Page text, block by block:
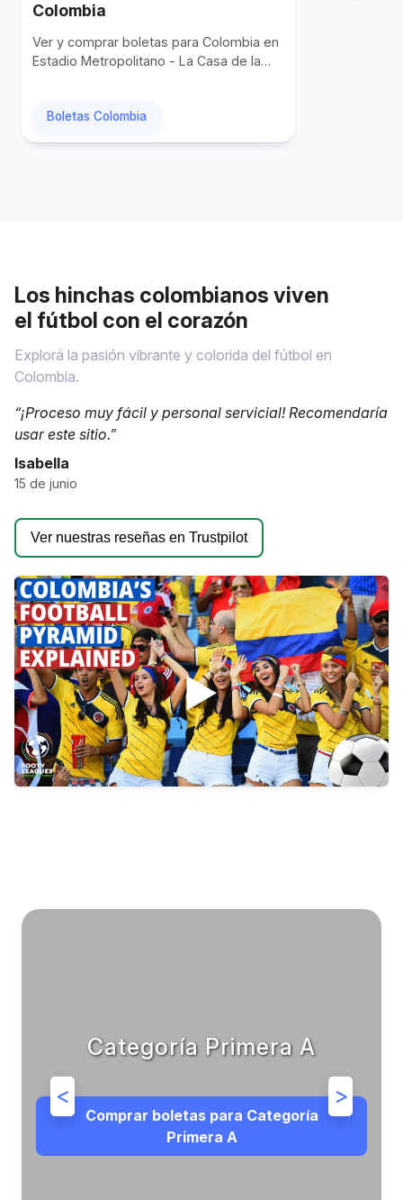
Colombia
Ver y comprar boletas para Colombia en
Estadio Metropolitano - La Casa de la
Boletas Colombia
Los hinchas colombianos viven
el fútbol con el corazón
Explorá la pasión vibrante y colorida del fútbol en
Colombia.
“¡Proceso muy fácil y personal servicial! Recomendaría
usar este sitio.”
Isabella
15 de junio
Ver nuestras reseñas en Trustpilot
▶️
< >
Categoría Primera A
Comprar boletas para Categoría
Primera A